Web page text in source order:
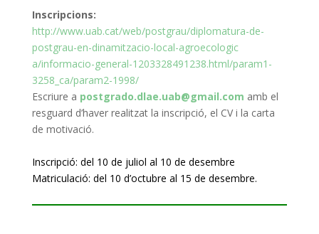
Inscripcions:
http://www.uab.cat/web/postgrau/diplomatura-de-
postgrau-en-dinamitzacio-local-agroecologic
a/informacio-general-1203328491238.html/param1-
3258_ca/param2-1998/
Escriure a postgrado.dlae.uab@gmail.com amb el
resguard d’haver realitzat la inscripció, el CV i la carta
de motivació.
Inscripció: del 10 de juliol al 10 de desembre
Matriculació: del 10 d’octubre al 15 de desembre.